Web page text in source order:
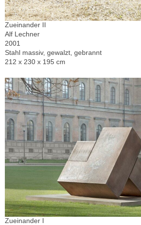
Zueinander II
Alf Lechner
2001
Stahl massiv, gewalzt, gebrannt
212 x 230 x 195 cm
Zueinander I